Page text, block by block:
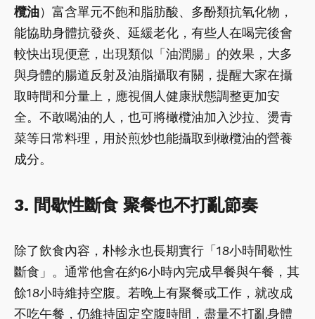
欖油）富含單元不飽和脂肪酸、多酚類抗氧化物，
能協助身體抗發炎、延緩老化，有些人在喝完後會
較快出現便意，出現類似「油潤腸」的效果，大多
與身體的腸道反射及油脂攝取有關，提醒大家在攝
取時間和分量上，應視個人健康狀態調整更加安
全。不敢喝油的人，也可將橄欖油加入沙拉、燙青
菜等日常料理，用於煎炒也能攝取到橄欖油的營養
成分。
3. 間歇性斷食 聚餐也不打亂節奏
除了飲食內容，朴軫永也長期實行「18小時間歇性
斷食」。通常他會在約6小時內完成早餐與午餐，其
餘18小時維持空腹。若晚上有聚餐或工作，就改成
不吃午餐，仍維持固定空腹時間，盡量不打亂身體